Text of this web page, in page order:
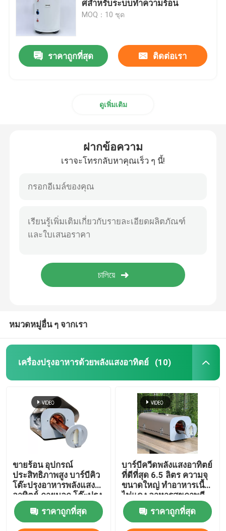
ถังปั๊มแหล่งอากาศ
ถังปั๊มความร้อนแหล่งอากาศ
ศสําหรับระบบทําความร้อน
MOQ：10 ชุด
ราคาถูกที่สุด ติดต่อเรา
ดูเพิ่มเติม
ฝากข้อความ
เราจะโทรกลับหาคุณเร็ว ๆ นี้!
หมวดหมู่อื่น ๆ จากเรา
เครื่องปรุงอาหารด้วยพลังแสงอาทิตย์ (10)
ขายร้อน อุปกรณ์
ประสิทธิภาพสูง บาร์บีคิว
โต๊ะปรุงอาหารพลังแสง
อาทิตย์ ภายนอก โต๊ะปรุง
อาหารพลังแสงอาทิต
ย์สําหรับการตั้งแคมป์
ผลิตในจีน
ราคาถูกที่สุด
บาร์บีควีดพลังแสงอาทิตย์
ที่ดีที่สุด 6.5 ลิตร ความจุ
ขนาดใหญ่ ทําอาหารเนื้อ
ไฟแดง อาหารสุขภาพดี
การทําอาหารสําหรับ
ตลาดอเมริการาคาถูกที่สุด